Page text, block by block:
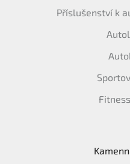
Příslušenství k